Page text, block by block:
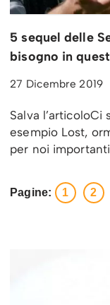
5 sequel delle
bisogno in
27 Dicembre 2019
Salva
esempio Lost,
per noi
Pagine: 1 2